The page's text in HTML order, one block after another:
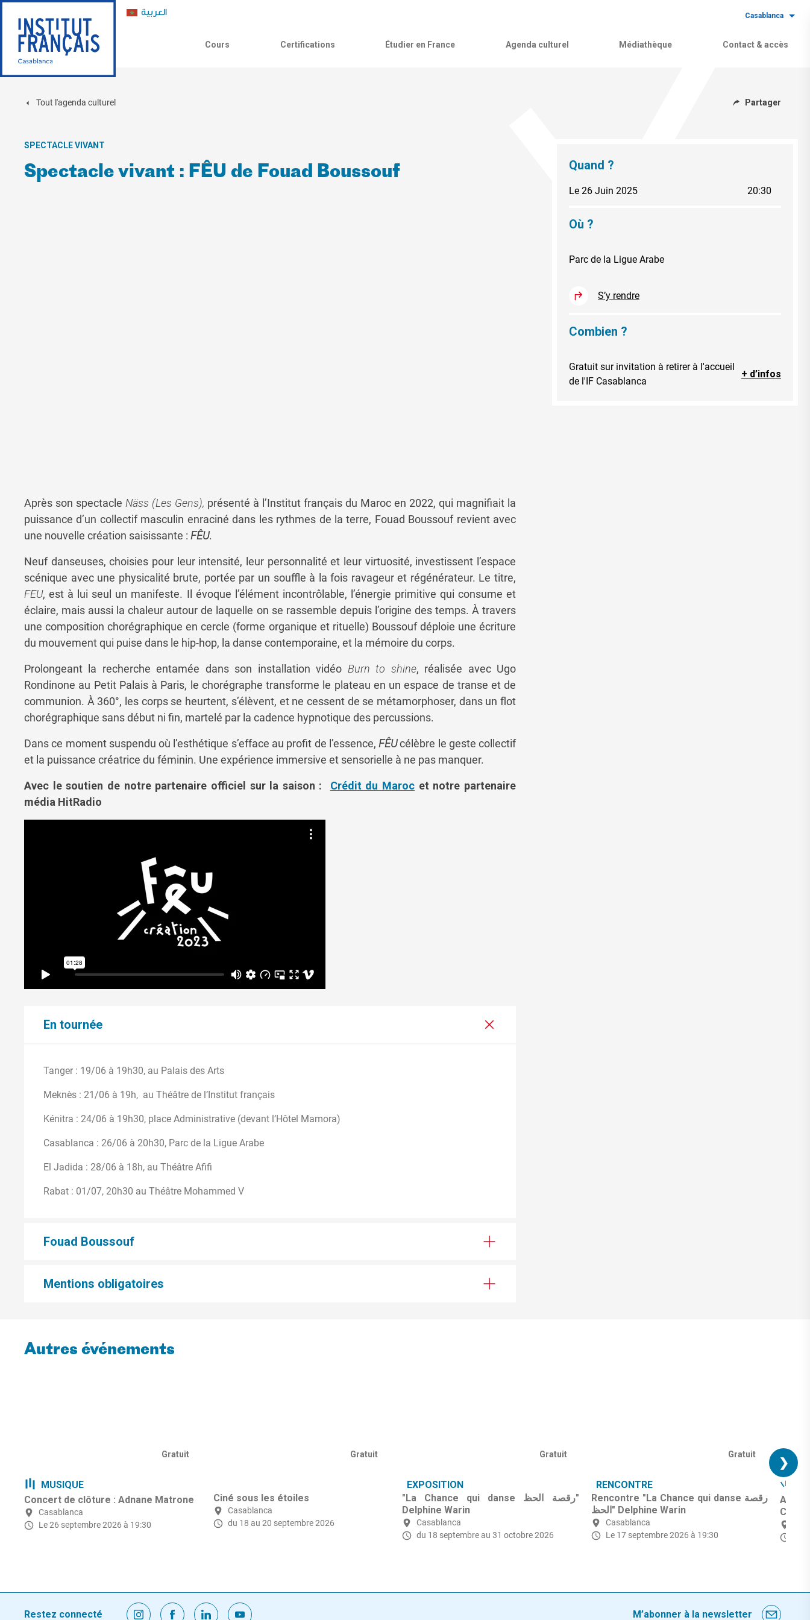
العربية Casablanca
Cours Certifications Étudier en France Agenda culturel Médiathèque Contact & accès
Tout l'agenda culturel Partager
SPECTACLE VIVANT
Spectacle vivant : FÊU de Fouad Boussouf
Après son spectacle Näss (Les Gens), présenté à l’Institut français du Maroc en 2022, qui magnifiait la
puissanced’un collectif masculin enracinédans les rythmes de laterre, Fouad Boussouf revient avec
une nouvelle création saisissante : FÊU.
Neuf danseuses,choisies pour leur intensité, leur personnalitéet leur virtuosité, investissent l’espace
scénique avec une physicalité brute, portée par un souffle à lafois ravageuret régénérateur. Le titre,
FEU,est à lui seul un manifeste. Il évoque l’élément incontrôlable, l’énergie primitivequiconsumeet
éclaire, mais aussi lachaleur autourde laquelle on se rassemble depuis l’origine des temps. À travers
unecompositionchorégraphiqueencercle (forme organique et rituelle) Boussoufdéploie uneécriture
du mouvementqui puise dans le hip-hop, la danse contemporaine, et la mémoire du corps.
Prolongeant la rechercheentamée dans son installationvidéo Burnto shine, réalisée avec Ugo
Rondinone au Petit Palais à Paris, le chorégraphe transforme le plateau en unespace de transe etde
communion. À 360°, les corps se heurtent, s’élèvent, et ne cessent de se métamorphoser, dans un flot
chorégraphique sansdébut ni fin, martelé par la cadence hypnotique des percussions.
Dansce moment suspenduoù l’esthétique s’efface au profit de l’essence,FÊU célèbre le gestecollectif
et la puissance créatrice du féminin. Une expérience immersive et sensorielle à ne pas manquer.
Avec le soutien de notre partenaire officiel sur la saison : Crédit du Maroc et notre partenaire
média HitRadio
En tournée
Tanger : 19/06 à 19h30, au Palais des Arts
Meknès : 21/06 à 19h, au Théâtre de l’Institut français
Kénitra : 24/06 à 19h30, place Administrative (devant l’Hôtel Mamora)
Casablanca : 26/06 à 20h30, Parc de la Ligue Arabe
El Jadida : 28/06 à 18h, au Théâtre Afifi
Rabat : 01/07, 20h30 au Théâtre Mohammed V
Fouad Boussouf
Mentions obligatoires
Quand ?
Le 26 Juin 2025 20:30
Où ?
Parc de la Ligue Arabe
S’y rendre
Combien ?
Gratuit sur invitation à retirer à l'accueil
de l'IF Casablanca
+ d’infos
Autres événements
Gratuit
MUSIQUE
Concert de clôture : Adnane Matrone
Casablanca
Le 26 septembre 2026 à 19:30
Gratuit
Ciné sous les étoiles
Casablanca
du 18 au 20 septembre 2026
Gratuit
EXPOSITION
"La Chance qui danse رقصة الحظ"
Delphine Warin
Casablanca
du 18 septembreau 31 octobre 2026
Gratuit
RENCONTRE
Rencontre "La Chance qui danse رقصة
الحظ" Delphine Warin
Casablanca
Le 17 septembre 2026 à 19:30
❯
Restez connecté M’abonner à la newsletter